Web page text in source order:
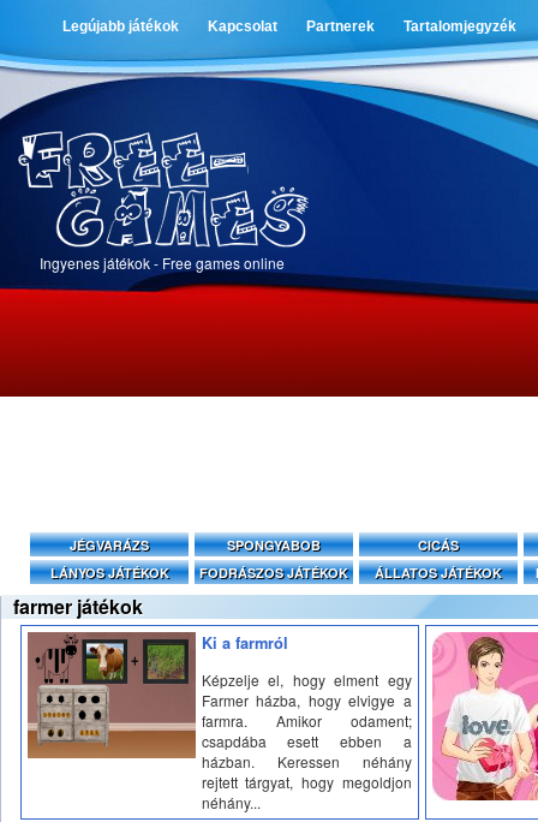
Legújabb játékok Kapcsolat Partnerek Tartalomjegyzék
Ingyenes játékok - Free games online
JÉGVARÁZS SPONGYABOB
CICÁS
LÁNYOS JÁTÉKOK
FODRÁSZOS JÁTÉKOK ÁLLATOS JÁTÉKOK
farmer játékok
Ki a farmról
Képzelje el, hogy elment egy
Farmer házba, hogy elvigye a
farmra. Amikor odament;
csapdába esett ebben a
házban. Keressen néhány
rejtett tárgyat, hogy megoldjon
néhány...